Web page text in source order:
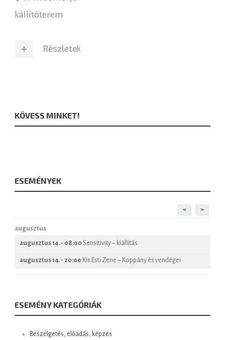
kállítóterem
Részletek
KÖVESS MINKET!
ESEMÉNYEK
< >
augusztus
augusztus 14. - 08:00 Sensitivity – kiállítás
augusztus 14. - 20:00 Kis Esti Zene – Koppány és vendégei
ESEMÉNY KATEGÓRIÁK
Beszélgetés, előadás, képzés